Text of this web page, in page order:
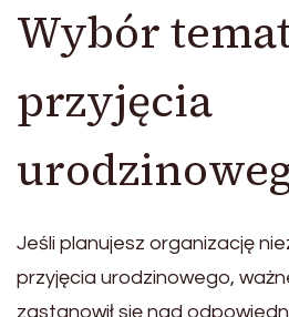
Wybór
przyjęcia
Jeśli planujesz organizację
przyjęcia urodzinowego,
zastanowił się nad